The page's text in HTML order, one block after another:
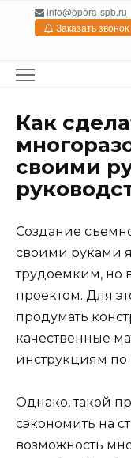
Перейтиinfo@opora-spb.ru
Заказать звонок
Как
своими
Создание
своими руками
трудоемким, но
проектом. Для
продумать
качественные
инструкциям по
Однако, такой
сэкономить на
возможность